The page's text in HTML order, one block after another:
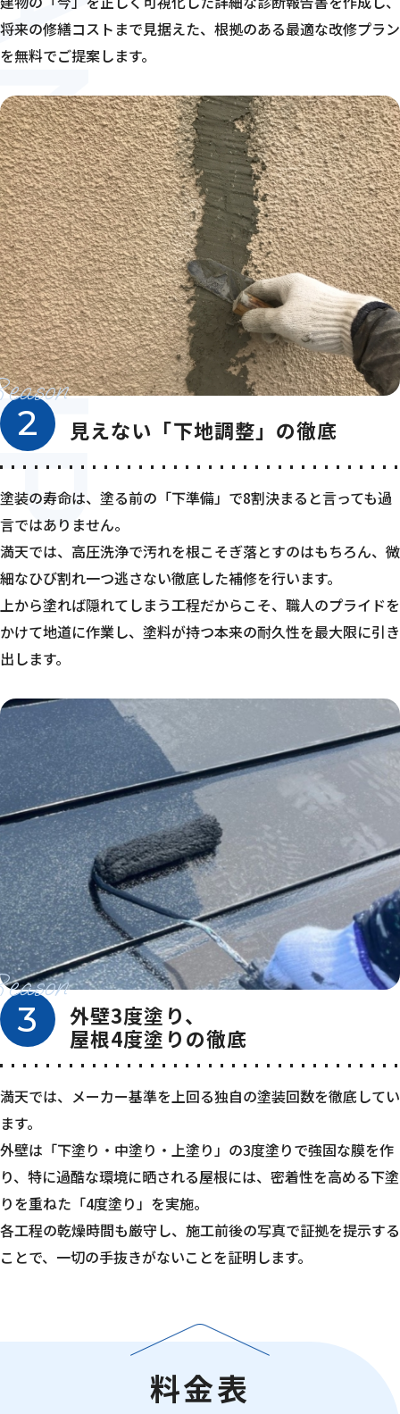
将来の修繕コストまで見据えた、根拠のある最適な改修プラン
を無料でご提案します。
2 見えない「下地調整」の徹底
塗装の寿命は、塗る前の「下準備」で8割決まると言っても過
言ではありません。
満天では、高圧洗浄で汚れを根こそぎ落とすのはもちろん、微
細なひび割れ一つ逃さない徹底した補修を行います。
上から塗れば隠れてしまう工程だからこそ、職人のプライドを
かけて地道に作業し、塗料が持つ本来の耐久性を最大限に引き
出します。
3
外壁3度塗り、
屋根4度塗りの徹底
満天では、メーカー基準を上回る独自の塗装回数を徹底してい
ます。
外壁は「下塗り・中塗り・上塗り」の3度塗りで強固な膜を作
り、特に過酷な環境に晒される屋根には、密着性を高める下塗
りを重ねた「4度塗り」を実施。
各工程の乾燥時間も厳守し、施工前後の写真で証拠を提示する
ことで、一切の手抜きがないことを証明します。
料金表